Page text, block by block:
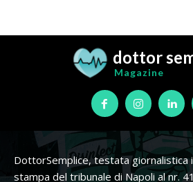
dottor
Magazine
DottorSemplice, testata
stampa del tribunale di Napoli al nr.